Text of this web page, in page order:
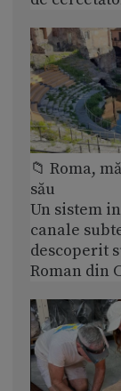
📁 Roma,
său
Un sistem
canale
descoperit
Roman din